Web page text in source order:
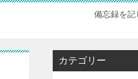
備忘録を記
カテゴリー